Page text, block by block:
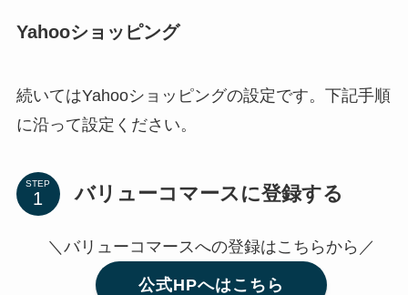
Yahooショッピング
続いてはYahooショッピングの設定です。下記手順
に沿って設定ください。
STEP バリューコマースに登録する
＼バリューコマースへの登録はこちらから／
公式HPへはこちら